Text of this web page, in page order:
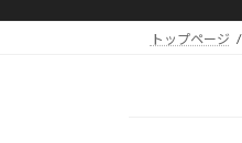
トップページ